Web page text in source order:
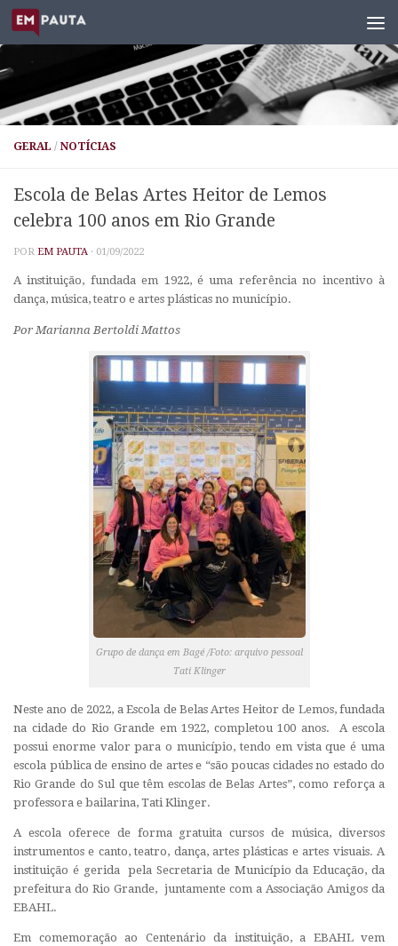
Skip to content
GERAL / NOTÍCIAS
Escola de Belas Artes Heitor de Lemos
celebra 100 anos em Rio Grande
POR EM PAUTA · 01/09/2022
A instituição, fundada em 1922, é uma referência no incentivo à
dança, música, teatro e artes plásticas no município.
Por Marianna Bertoldi Mattos
Grupo de dança em Bagé /Foto: arquivo pessoal
Tati Klinger
Neste ano de 2022, a Escola de Belas Artes Heitor de Lemos, fundada
na cidade do Rio Grande em 1922, completou 100 anos. A escola
possui enorme valor para o município, tendo em vista que é uma
escola pública de ensino de artes e “são poucas cidades no estado do
Rio Grande do Sul que têm escolas de Belas Artes”, como reforça a
professora e bailarina, Tati Klinger.
A escola oferece de forma gratuita cursos de música, diversos
instrumentos e canto, teatro, dança, artes plásticas e artes visuais. A
instituição é gerida pela Secretaria de Município da Educação, da
prefeitura do Rio Grande, juntamente com a Associação Amigos da
EBAHL.
Em comemoração ao Centenário da instituição, a EBAHL vem